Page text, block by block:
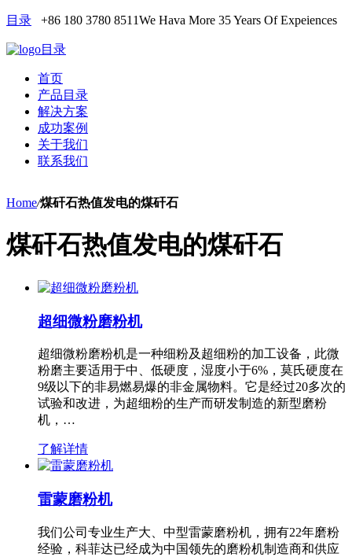
目录 +86 180 3780 8511We Hava More 35 Years Of Expeiences
目录
首页
产品目录
解决方案
成功案例
关于我们
联系我们
Home/煤矸石热值发电的煤矸石
煤矸石热值发电的煤矸石
超细微粉磨粉机
超细微粉磨粉机是一种细粉及超细粉的加工设备，此微
粉磨主要适用于中、低硬度，湿度小于6%，莫氏硬度在
9级以下的非易燃易爆的非金属物料。它是经过20多次的
试验和改进，为超细粉的生产而研发制造的新型磨粉
机，…
了解详情
雷蒙磨粉机
我们公司专业生产大、中型雷蒙磨粉机，拥有22年磨粉
经验，科菲达已经成为中国领先的磨粉机制造商和供应